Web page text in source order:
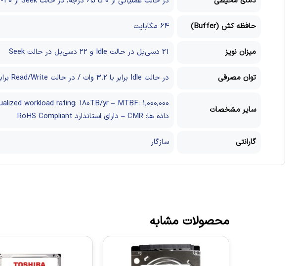
حافظه کش (Buffer) 64 مگابایت
میزان نویز 21 دسی‌بل در حالت Idle و 22 دسی‌بل در حالت Seek
توان مصرفی در حالت Idle برابر با 3.2 وات / در حالت Read/Write برابر با 3.8 وات / در حالت Standby و Sleep برابر با 0.6 وات
سایر مشخصات
داده ها: CMR – دارای استاندارد RoHS Compliant
گارانتی سازگار
محصولات مشابه